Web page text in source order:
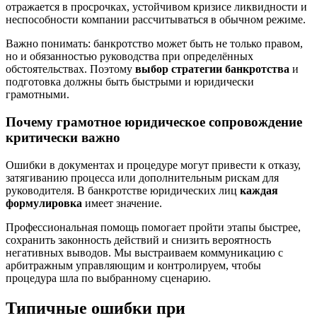
отражается в просрочках, устойчивом кризисе ликвидности и
неспособности компании рассчитываться в обычном режиме.
Важно понимать: банкротство может быть не только правом,
но и обязанностью руководства при определённых
обстоятельствах. Поэтому выбор стратегии банкротства и
подготовка должны быть быстрыми и юридически
грамотными.
Почему грамотное юридическое сопровождение
критически важно
Ошибки в документах и процедуре могут привести к отказу,
затягиванию процесса или дополнительным рискам для
руководителя. В банкротстве юридических лиц каждая
формулировка имеет значение.
Профессиональная помощь помогает пройти этапы быстрее,
сохранить законность действий и снизить вероятность
негативных выводов. Мы выстраиваем коммуникацию с
арбитражным управляющим и контролируем, чтобы
процедура шла по выбранному сценарию.
Типичные ошибки при